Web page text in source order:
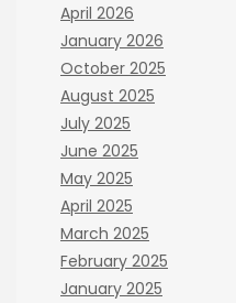
April 2026
January 2026
October 2025
August 2025
July 2025
June 2025
May 2025
April 2025
March 2025
February 2025
January 2025